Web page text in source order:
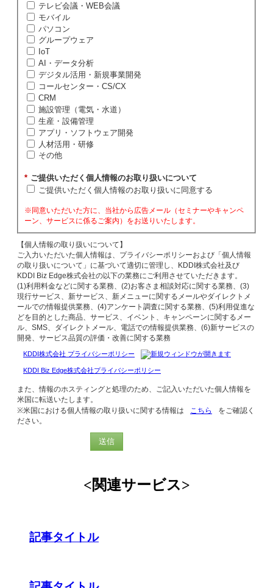
テレビ会議・WEB会議
モバイル
パソコン
グループウェア
IoT
AI・データ分析
デジタル活用・新規事業開発
コールセンター・CS/CX
CRM
施設管理（電気・水道）
生産・設備管理
アプリ・ソフトウェア開発
人材活用・研修
その他
* ご提供いただく個人情報のお取り扱いについて
ご提供いただく個人情報のお取り扱いに同意する
※同意いただいた方に、当社から広告メール（セミナーやキャンペ
ーン、サービスに係るご案内）をお送りいたします。
【個人情報の取り扱いについて】
ご入力いただいた個人情報は、プライバシーポリシーおよび「個人情報
の取り扱いについて」に基づいて適切に管理し、KDDI株式会社及び
KDDI Biz Edge株式会社の以下の業務にご利用させていただきます。
(1)利用料金などに関する業務、(2)お客さま相談対応に関する業務、(3)
現行サービス、新サービス、新メニューに関するメールやダイレクトメ
ールでの情報提供業務、(4)アンケート調査に関する業務、(5)利用促進な
どを目的とした商品、サービス、イベント、キャンペーンに関するメー
ル、SMS、ダイレクトメール、電話での情報提供業務、(6)新サービスの
開発、サービス品質の評価・改善に関する業務
KDDI株式会社 プライバシーポリシー
KDDI Biz Edge株式会社プライバシーポリシー
また、情報のホスティングと処理のため、ご記入いただいた個人情報を
米国に転送いたします。
※米国における個人情報の取り扱いに関する情報は
こちら
をご確認く
ださい。
送信
<関連サービス>
記事タイトル